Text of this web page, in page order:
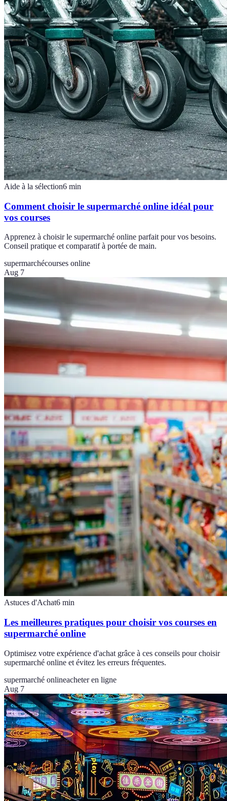
Aide à la sélection6 min
Comment choisir le supermarché online idéal pour
vos courses
Apprenez à choisir le supermarché online parfait pour vos besoins.
Conseil pratique et comparatif à portée de main.
supermarchécourses online
Aug 7
Astuces d'Achat6 min
Les meilleures pratiques pour choisir vos courses en
supermarché online
Optimisez votre expérience d'achat grâce à ces conseils pour choisir
supermarché online et évitez les erreurs fréquentes.
supermarché onlineacheter en ligne
Aug 7